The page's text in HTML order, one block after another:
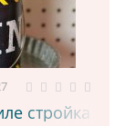
стройка